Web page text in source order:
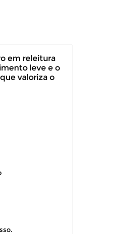
em releitura
leve e o
valoriza o